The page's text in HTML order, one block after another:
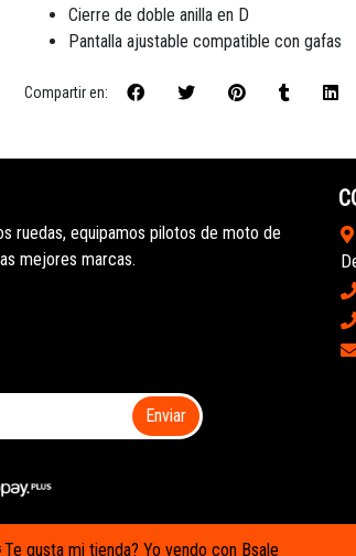
Cierre de doble anilla en D
Pantalla ajustable compatible con gafas
Compartir en:
ruedas, equipamos pilotos de moto de
mejores marcas.
Enviar
gusta mi tienda? Yo vendo con Bsale